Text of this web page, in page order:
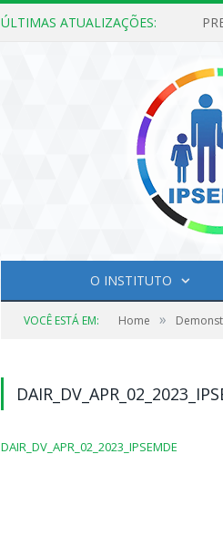
ÚLTIMAS ATUALIZAÇÕES:
O INSTITUTO
VOCÊ ESTÁ EM: Home »
DAIR_DV_APR_02_2023_IPSEMDE